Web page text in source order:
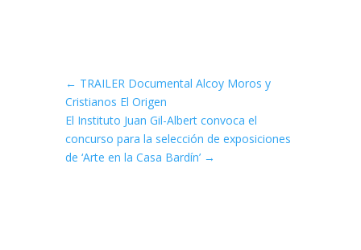
← TRAILER Documental Alcoy Moros y
Cristianos El Origen
El Instituto Juan Gil-Albert convoca el
concurso para la selección de exposiciones
de ‘Arte en la Casa Bardín’→